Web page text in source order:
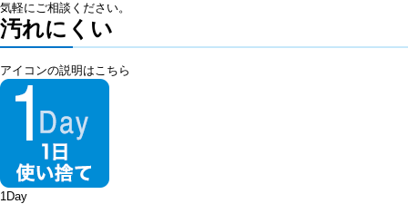
気軽にご相談ください。
汚れにくい
アイコンの説明はこちら
1Day